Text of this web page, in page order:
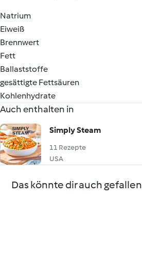
Natrium
Eiweiß
Brennwert
Fett
Ballaststoffe
gesättigte Fettsäuren
Kohlenhydrate
Auch enthalten in
Simply Steam
11 Rezepte
USA
Das könnte dir auch gefallen